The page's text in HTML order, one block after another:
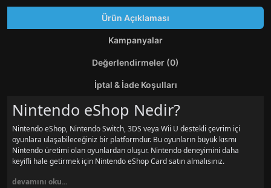
Ürün Açıklaması
Kampanyalar
Değerlendirmeler (0)
İptal & İade Koşulları
Nintendo eShop Nedir?
Nintendo eShop, Nintendo Switch, 3DS veya Wii U destekli çevrim içi
oyunlara ulaşabileceğiniz bir platformdur. Bu oyunların büyük kısmı
Nintendo üretimi olan oyunlardan oluşur. Nintendo deneyimini daha
keyifli hale getirmek için Nintendo eShop Card satın almalısınız.
devamını oku...